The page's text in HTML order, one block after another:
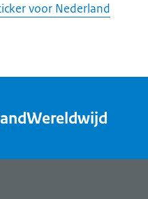
voor Nederland